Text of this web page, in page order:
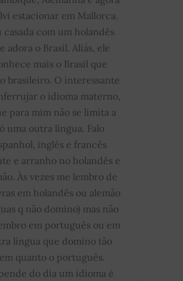
estacionar em Mallorca.
casada com um holandês
adora o Brasil. Aliás, ele
mais o Brasil que
brasileiro. O interessante
o idioma materno,
para mim não se limita a
uma outra língua. Falo
inglês e francês
e arranho no holandês e
Às vezes me lembro de
em holandês ou alemão
q não domino) mas não
em português ou em
língua que domino tão
quanto o português.
do dia um idioma é